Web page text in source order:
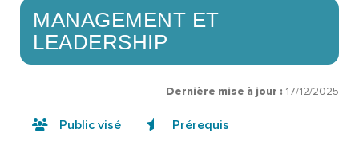
MANAGEMENT ET
LEADERSHIP
Dernière mise à jour : 17/12/2025
Public visé Prérequis